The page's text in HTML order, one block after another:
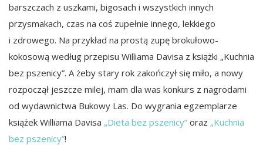
barszczach z uszkami, bigosach i wszystkich innych
przysmakach, czas na coś zupełnie innego, lekkiego
i zdrowego. Na przykład na prostą zupę brokułowo-
kokosową według przepisu Williama Davisa z książki „Kuchnia
bez pszenicy”. A żeby stary rok zakończył się miło, a nowy
rozpoczął jeszcze milej, mam dla was konkurs z nagrodami
od wydawnictwa Bukowy Las. Do wygrania egzemplarze
książek Williama Davisa „Dieta bez pszenicy” oraz „Kuchnia
bez pszenicy”!